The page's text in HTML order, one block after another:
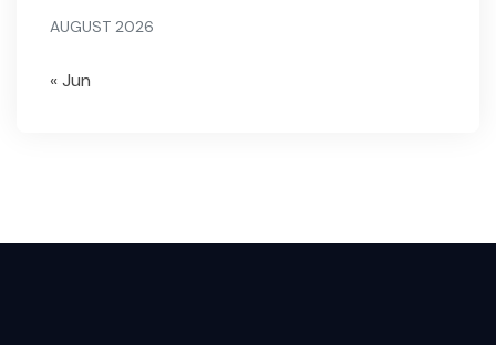
AUGUST 2026
« Jun